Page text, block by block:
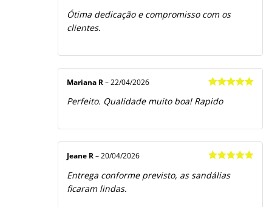
de 5
Ótima dedicação e compromisso com os
clientes.
de 5
Mariana R – 22/04/2026
Perfeito. Qualidade muito boa! Rapido
de 5
Jeane R – 20/04/2026
Entrega conforme previsto, as sandálias
ficaram lindas.